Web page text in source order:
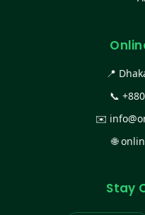
📍
📞
✉️
🌐
Stay